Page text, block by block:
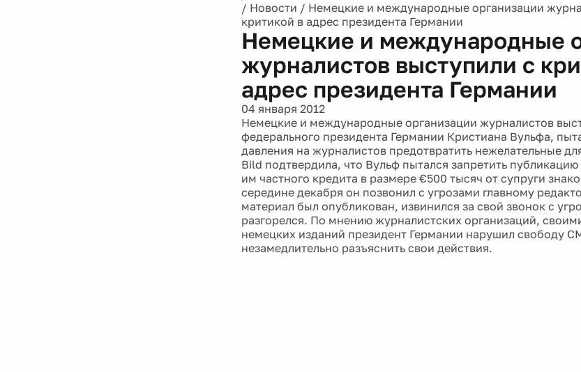
/ Новости / Немецкие и международные организации
критикой в адрес президента Германии
Немецкие и международные
журналистов выступили с
адрес президента Германии
04 января 2012
Немецкие и международные организации журналистов
федерального президента Германии Кристиана Вульфа,
давления на журналистов предотвратить нежелательные
Bild подтвердила, что Вульф пытался запретить
им частного кредита в размере €500 тысяч от супруги
середине декабря он позвонил с угрозами главному
материал был опубликован, извинился за свой звонок с
разгорелся. По мнению журналистских организаций,
немецких изданий президент Германии нарушил свободу
незамедлительно разъяснить свои действия.